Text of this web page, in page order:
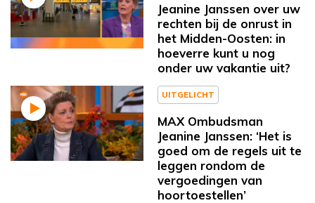
Jeanine Janssen over uw
rechten bij de onrust in
het Midden-Oosten: in
hoeverre kunt u nog
onder uw vakantie uit?
UITGELICHT
MAX Ombudsman
Jeanine Janssen: ‘Het is
goed om de regels uit te
leggen rondom de
vergoedingen van
hoortoestellen’